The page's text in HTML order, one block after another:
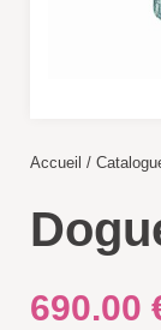
Accueil /
690.00